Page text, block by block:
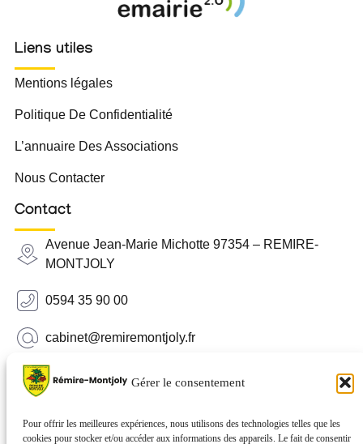
Gérer le consentement
Pour offrir les meilleures expériences, nous utilisons des technologies telles que les
cookies pour stocker et/ou accéder aux informations des appareils. Le fait de consentir
Liens utiles
Mentions légales
Politique De Confidentialité
L’annuaire Des Associations
Nous Contacter
Contact
Avenue Jean-Marie Michotte 97354 – REMIRE-
MONTJOLY
0594 35 90 00
cabinet@remiremontjoly.fr
Newsletter
nouvelles de votre commune.